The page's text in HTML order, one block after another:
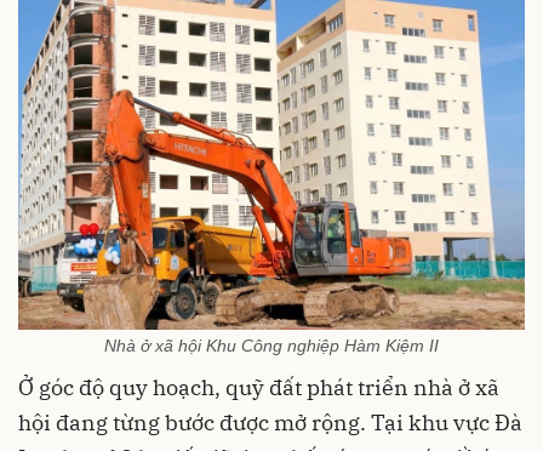
Nhà ở xã hội Khu Công nghiệp Hàm Kiệm II
Ở góc độ quy hoạch, quỹ đất phát triển nhà ở xã
hội đang từng bước được mở rộng. Tại khu vực Đà